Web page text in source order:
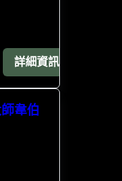
詳細資訊
韋伯